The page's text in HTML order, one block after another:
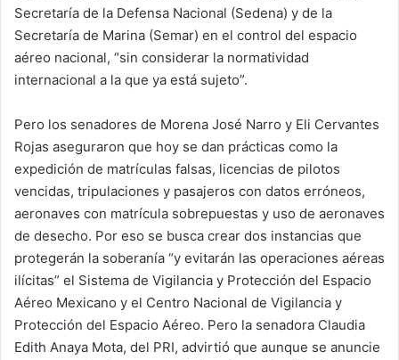
Secretaría de la Defensa Nacional (Sedena) y de la
Secretaría de Marina (Semar) en el control del espacio
aéreo nacional, “sin considerar la normatividad
internacional a la que ya está sujeto”.
Pero los senadores de Morena José Narro y Eli Cervantes
Rojas aseguraron que hoy se dan prácticas como la
expedición de matrículas falsas, licencias de pilotos
vencidas, tripulaciones y pasajeros con datos erróneos,
aeronaves con matrícula sobrepuestas y uso de aeronaves
de desecho. Por eso se busca crear dos instancias que
protegerán la soberanía “y evitarán las operaciones aéreas
ilícitas” el Sistema de Vigilancia y Protección del Espacio
Aéreo Mexicano y el Centro Nacional de Vigilancia y
Protección del Espacio Aéreo. Pero la senadora Claudia
Edith Anaya Mota, del PRI, advirtió que aunque se anuncie